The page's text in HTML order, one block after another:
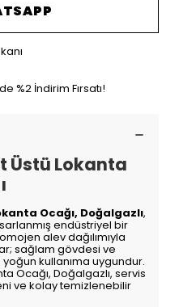
%2 İndirim Fırsatı!
Üstü Lokanta
Ocağı, Doğalgazlı,
endüstriyel bir
alev dağılımıyla
sağlam gövdesi ve
kullanıma uygundur.
Ocağı, Doğalgazlı, servis
ve kolay temizlenebilir